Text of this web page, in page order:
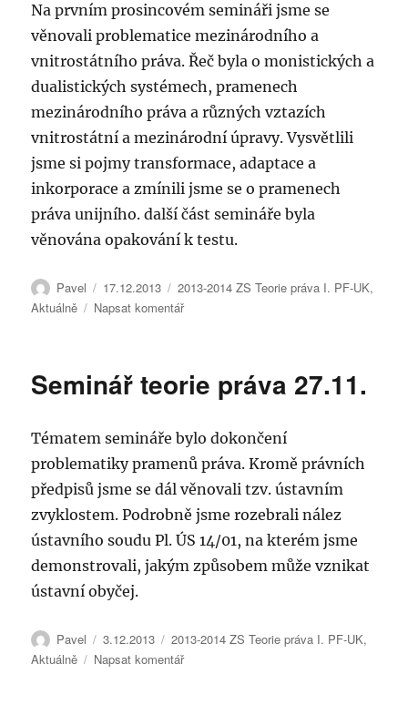
11.12.
Na prvním prosincovém semináři jsme se
věnovali problematice mezinárodního a
vnitrostátního práva. Řeč byla o monistických a
dualistických systémech, pramenech
mezinárodního práva a různých vztazích
vnitrostátní a mezinárodní úpravy. Vysvětlili
jsme si pojmy transformace, adaptace a
inkorporace a zmínili jsme se o pramenech
práva unijního. další část semináře byla
věnována opakování k testu.
Autor:
Pavel Publikováno:
17.12.2013 Rubriky:
2013-2014 ZS Teorie práva I. PF-UK,
Aktuálně
Napsat komentářpro
Seminář
4.12.
Seminář teorie práva 27.11.
Tématem semináře bylo dokončení
problematiky pramenů práva. Kromě právních
předpisů jsme se dál věnovali tzv. ústavním
zvyklostem. Podrobně jsme rozebrali nález
ústavního soudu Pl. ÚS 14/01, na kterém jsme
demonstrovali, jakým způsobem může vznikat
ústavní obyčej.
Autor:
Pavel Publikováno:
3.12.2013 Rubriky:
2013-2014 ZS Teorie práva I. PF-UK,
Aktuálně
Napsat komentářpro